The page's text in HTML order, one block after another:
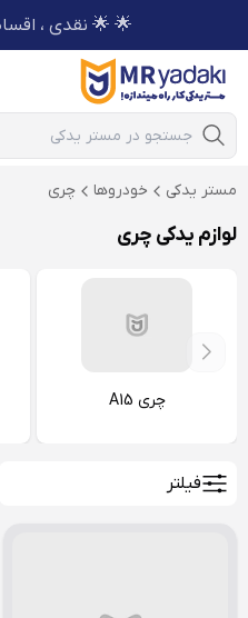
🌟 🌟 نقدی ،
Mobile Search
مستر یدکی خودروها چری
لوازم یدکی چری
چری A15
فیلتر